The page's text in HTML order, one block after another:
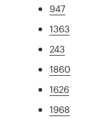
947
1363
243
1860
1626
1968